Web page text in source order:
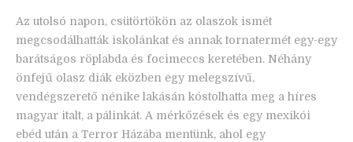
Az utolsó napon, csütörtökön az olaszok ismét
megcsodálhatták iskolánkat és annak tornatermét egy-egy
barátságos röplabda és focimeccs keretében. Néhány
önfejű olasz diák eközben egy melegszívű,
vendégszerető nénike lakásán kóstolhatta meg a híres
magyar italt, a pálinkát. A mérkőzések és egy mexikói
ebéd után a Terror Házába mentünk, ahol egy